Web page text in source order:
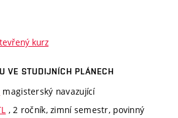
kurz
VE STUDIJNÍCH PLÁNECH
magisterský navazující
, 2 ročník, zimní semestr, povinný